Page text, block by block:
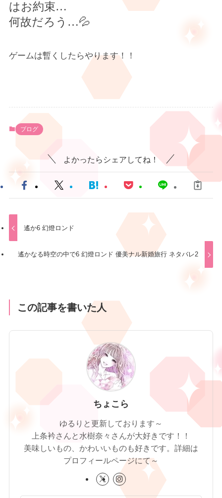
はお約束…
何故だろう …💦
ゲームは暫くしたらやります！！
ブログ
よかったらシェアしてね！
遙か6 幻燈ロンド
遙かなる時空の中で6 幻燈ロンド 優美ナル新婚旅行 ネタバレ2
この記事を書いた人
ちょこら
ゆるりと更新しております～
上条衿さんと水樹奈々さんが大好きです！！
美味しいもの、かわいいものも好きです。詳細は
プロフィールページにて～